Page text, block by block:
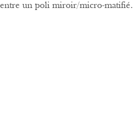
entre un poli miroir/micro-matifié.